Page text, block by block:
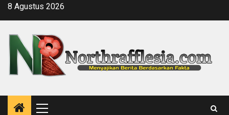
Skip8 Agustus 2026
Primary